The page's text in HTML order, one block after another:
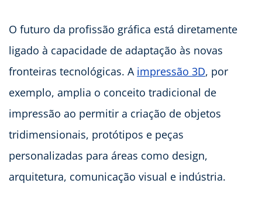
O futuro da profissão gráfica está diretamente
ligado à capacidade de adaptação às novas
fronteiras tecnológicas. A impressão 3D, por
exemplo, amplia o conceito tradicional de
impressão ao permitir a criação de objetos
tridimensionais, protótipos e peças
personalizadas para áreas como design,
arquitetura, comunicação visual e indústria.